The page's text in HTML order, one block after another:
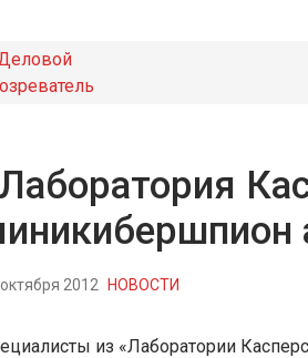
2012 НОВОСТИ
из «Лаборатории